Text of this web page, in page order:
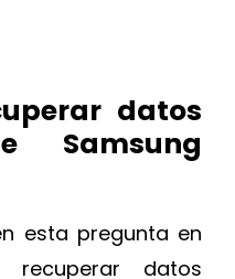
datos
Samsung
esta pregunta en
datos